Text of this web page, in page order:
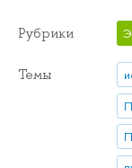
Рубрики
Темы